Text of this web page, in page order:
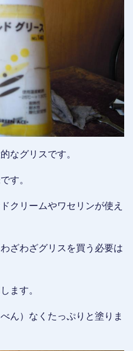
なグリスです。
す。
クリームやワセリンが使え
ざわざグリスを買う必要は
ます。
ん）なくたっぷりと塗りま